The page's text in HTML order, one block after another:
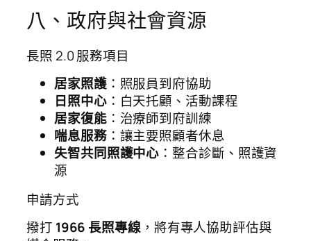
八、政府與社會資源
長照 2.0 服務項目
居家照護：照服員到府協助
日照中心：白天托顧、活動課程
居家復能：治療師到府訓練
喘息服務：讓主要照顧者休息
失智共同照護中心 ：整合診斷、照護資
源
申請方式
撥打 1966 長照專線，將有專人協助評估與